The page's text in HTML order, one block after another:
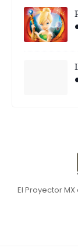
El Proyector